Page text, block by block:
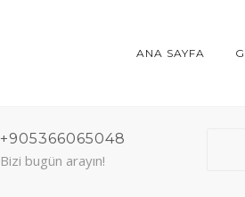
ANA SAYFA
+905366065048
Bizi bugün arayın!